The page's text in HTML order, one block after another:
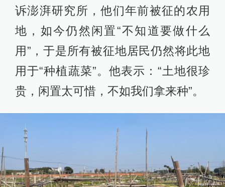
诉澎湃研究所，他们年前被征的农用
地，如今仍然闲置“不知道要做什么
用”，于是所有被征地居民仍然将此地
用于“种植蔬菜”。他表示：“土地很珍
贵，闲置太可惜，不如我们拿来种”。